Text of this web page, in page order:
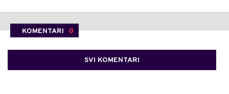
KOMENTARI 0
SVI KOMENTARI